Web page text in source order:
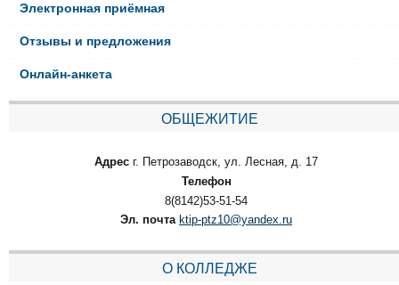
Электронная приёмная
Отзывы и предложения
Онлайн-анкета
ОБЩЕЖИТИЕ
Адрес г. Петрозаводск, ул. Лесная, д. 17
Телефон
8(8142)53-51-54
Эл. почта ktip-ptz10@yandex.ru
О КОЛЛЕДЖЕ